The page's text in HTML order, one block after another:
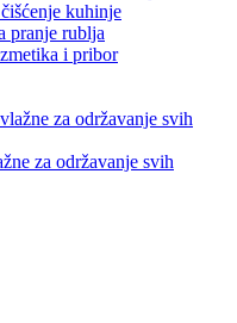
kuhinje
pranje rublja
i pribor
za održavanje svih